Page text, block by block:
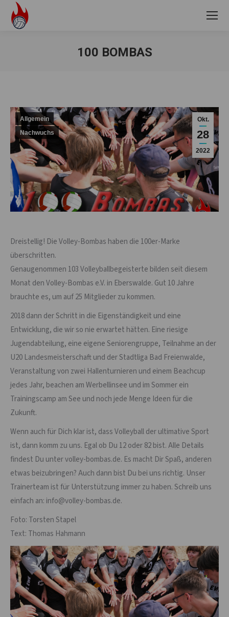
100 BOMBAS
Okt.
28
2022
Allgemein
Nachwuchs
Dreistellig! Die Volley-Bombas haben die 100er-Marke
überschritten.
Genaugenommen 103 Volleyballbegeisterte bilden seit diesem
Monat den Volley-Bombas e.V. in Eberswalde. Gut 10 Jahre
brauchte es, um auf 25 Mitglieder zu kommen.
2018 dann der Schritt in die Eigenständigkeit und eine
Entwicklung, die wir so nie erwartet hätten. Eine riesige
Jugendabteilung, eine eigene Seniorengruppe, Teilnahme an der
U20 Landesmeisterschaft und der Stadtliga Bad Freienwalde,
Veranstaltung von zwei Hallenturnieren und einem Beachcup
jedes Jahr, beachen am Werbellinsee und im Sommer ein
Trainingscamp am See und noch jede Menge Ideen für die
Zukunft.
Wenn auch für Dich klar ist, dass Volleyball der ultimative Sport
ist, dann komm zu uns. Egal ob Du 12 oder 82 bist. Alle Details
findest Du unter volley-bombas.de. Es macht Dir Spaß, anderen
etwas beizubringen? Auch dann bist Du bei uns richtig. Unser
Trainerteam ist für Unterstützung immer zu haben. Schreib uns
einfach an: info@volley-bombas.de.
Foto: Torsten Stapel
Text: Thomas Hahmann